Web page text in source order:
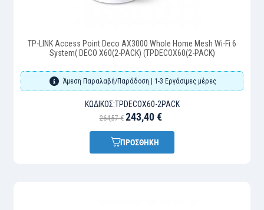
TP-LINK Access Point Deco AX3000 Whole Home Mesh Wi-Fi 6
System( DECO X60(2-PACK) (TPDECOX60(2-PACK)
Άμεση Παραλαβή/Παράδοση | 1-3 Εργάσιμες μέρες
ΚΩΔΙΚΌΣ:TPDECOX60-2PACK
264,57 € 243,40 €
ΠΡΟΣΘΗΚΗ